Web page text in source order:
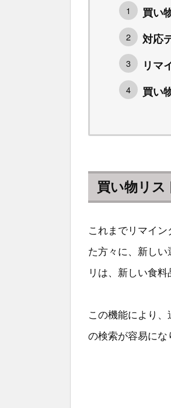
買い
対応
リマ
買い
買い物リス
これまでリマイ
た方々に、新し
リは、新しい食料
この機能により
の検索が容易にな